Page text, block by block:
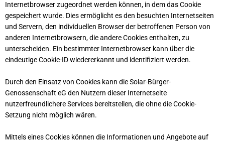
Internetbrowser zugeordnet werden können, in dem das Cookie
gespeichert wurde. Dies ermöglicht es den besuchten Internetseiten
und Servern, den individuellen Browser der betroffenen Person von
anderen Internetbrowsern, die andere Cookies enthalten, zu
unterscheiden. Ein bestimmter Internetbrowser kann über die
eindeutige Cookie-ID wiedererkannt und identifiziert werden.
Durch den Einsatz von Cookies kann die Solar-Bürger-
Genossenschaft eG den Nutzern dieser Internetseite
nutzerfreundlichere Services bereitstellen, die ohne die Cookie-
Setzung nicht möglich wären.
Mittels eines Cookies können die Informationen und Angebote auf